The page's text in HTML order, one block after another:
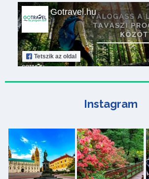
Gotravel.hu
Tetszik az oldal
Instagram